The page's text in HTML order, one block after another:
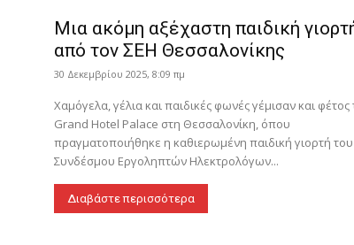
Μια ακόμη αξέχαστη παιδική
από τον ΣΕΗ Θεσσαλονίκης
30 Δεκεμβρίου 2025, 8:09 πμ
Χαμόγελα, γέλια και παιδικές φωνές γέμισαν και φέτος
Grand Hotel Palace στη Θεσσαλονίκη, όπου
πραγματοποιήθηκε η καθιερωμένη παιδική γιορτή του
Συνδέσμου Εργοληπτών Ηλεκτρολόγων...
Διαβάστε περισσότερα